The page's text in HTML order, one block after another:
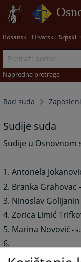
Bosanski Hrvatski Srpski
Napredna pretraga
Rad suda
Sudije suda
Sudije u Osnovnom
1. Antonela
2. Branka Grahovac
3. Ninoslav
4. Zorica Limić
5. Marina Novović -
6.
Svakog od gore